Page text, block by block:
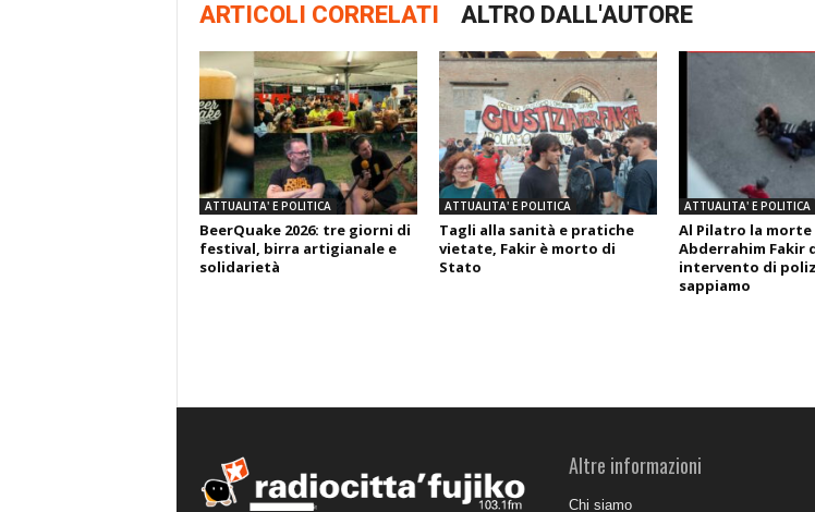
ARTICOLI CORRELATI ALTRO DALL'AUTORE
ATTUALITA' E POLITICA
BeerQuake 2026: tre giorni di
festival, birra artigianale e
solidarietà
ATTUALITA' E POLITICA
Tagli alla sanità e pratiche
vietate, Fakir è morto di
Stato
ATTUALITA' E POLITICA
Al Pilatro la morte
Abderrahim Fakir
intervento di
sappiamo
Altre informazioni
Chi siamo